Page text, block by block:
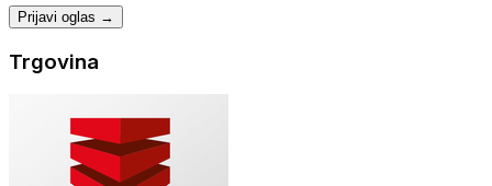
Prijavi oglas →
Trgovina